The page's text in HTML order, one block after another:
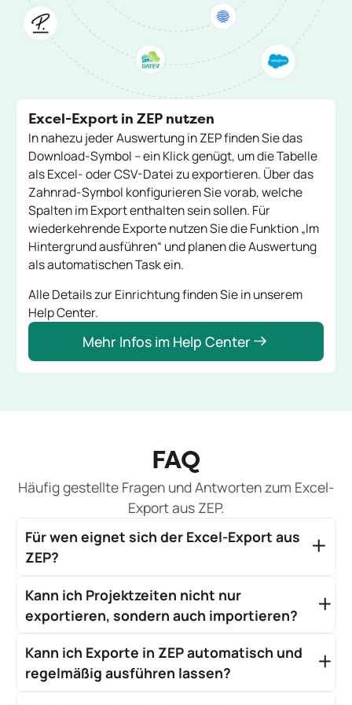
Excel-Export in ZEP nutzen
In nahezu jeder Auswertung in ZEP finden Sie das
Download-Symbol – ein Klick genügt, um die Tabelle
als Excel- oder CSV-Datei zu exportieren. Über das
Zahnrad-Symbol konfigurieren Sie vorab, welche
Spalten im Export enthalten sein sollen. Für
wiederkehrende Exporte nutzen Sie die Funktion „Im
Hintergrund ausführen“ und planen die Auswertung
als automatischen Task ein.
Alle Details zur Einrichtung finden Sie in unserem
Help Center.
Mehr Infos im Help Center
FAQ
Häufig gestellte Fragen und Antworten zum Excel-
Export aus ZEP.
Für wen eignet sich der Excel-Export aus
ZEP?
Der Excel-Export eignet sich für Projektleiter,
Controller und Administratoren, die Projektzeiten und
Auswertungen außerhalb von ZEP weiterverarbeiten
möchten – etwa für eigene Berichte, interne
Präsentationen oder die Übergabe an Buchhaltung,
HR oder Geschäftsführung. Die Exportfunktion ist in
allen ZEP-Produktlinien ohne zusätzliches Modul
Kann ich Projektzeiten nicht nur
exportieren, sondern auch importieren?
Ja. ZEP unterstützt auch den Import von Projektzeiten
über eine Excel-Datei. Vor dem Import wird die Datei
automatisch validiert – ZEP prüft, ob alle Projekte,
Vorgänge und Tätigkeiten buchbar sind, ob Zeiträume
Kann ich Exporte in ZEP automatisch und
regelmäßig ausführen lassen?
Ja. Viele Auswertungen in ZEP können als